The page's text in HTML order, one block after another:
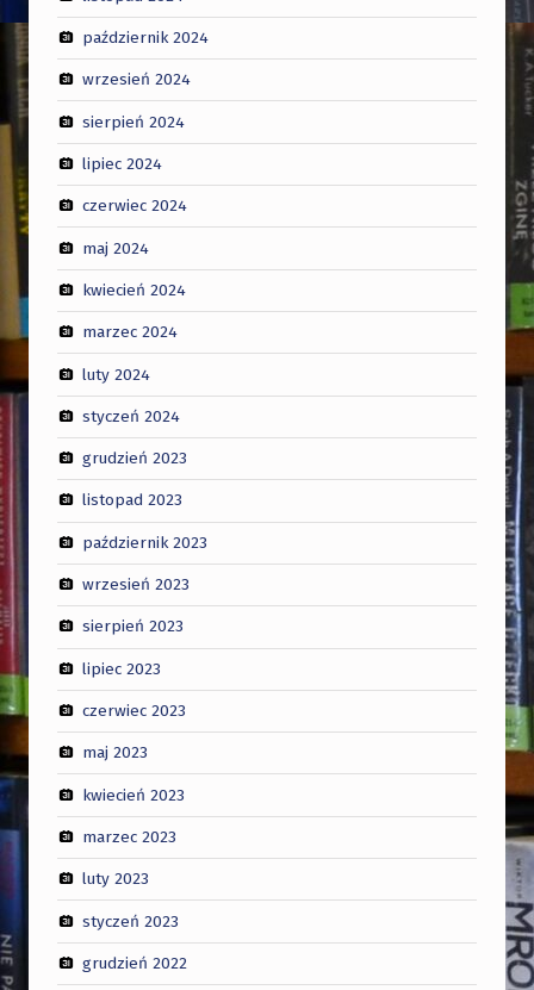
październik 2024
wrzesień 2024
sierpień 2024
lipiec 2024
czerwiec 2024
maj 2024
kwiecień 2024
marzec 2024
luty 2024
styczeń 2024
grudzień 2023
listopad 2023
październik 2023
wrzesień 2023
sierpień 2023
lipiec 2023
czerwiec 2023
maj 2023
kwiecień 2023
marzec 2023
luty 2023
styczeń 2023
grudzień 2022